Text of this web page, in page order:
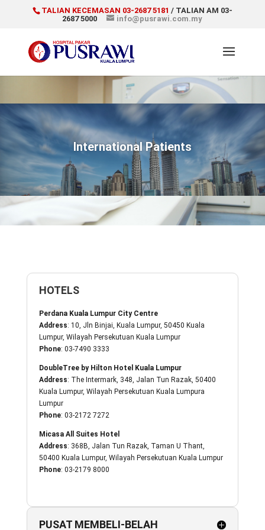
TALIAN KECEMASAN 03-2687 5181 / TALIAN AM 03-
2687 5000
info@pusrawi.com.my
International Patients
HOTELS
Perdana Kuala Lumpur City Centre
Address: 10, Jln Binjai, Kuala Lumpur, 50450 Kuala
Lumpur, Wilayah Persekutuan Kuala Lumpur
Phone: 03-7490 3333
DoubleTree by Hilton Hotel Kuala Lumpur
Address: The Intermark, 348, Jalan Tun Razak, 50400
Kuala Lumpur, Wilayah Persekutuan Kuala Lumpura
Lumpur
Phone: 03-2172 7272
Micasa All Suites Hotel
Address: 368B, Jalan Tun Razak, Taman U Thant,
50400 Kuala Lumpur, Wilayah Persekutuan Kuala Lumpur
Phone: 03-2179 8000
PUSAT MEMBELI-BELAH